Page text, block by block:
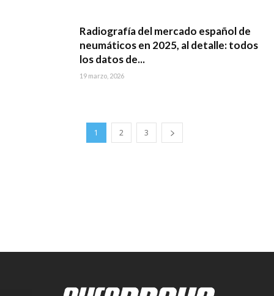
Radiografía del mercado español de
neumáticos en 2025, al detalle: todos
los datos de...
19 marzo, 2026
1 2 3